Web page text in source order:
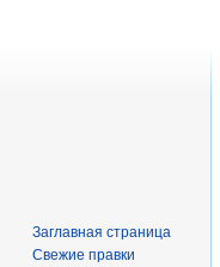
Заглавная страница
Свежие правки